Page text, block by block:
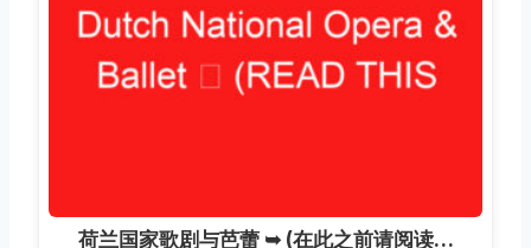
荷兰国家歌剧与芭蕾 ➥ (在此之前请阅读…